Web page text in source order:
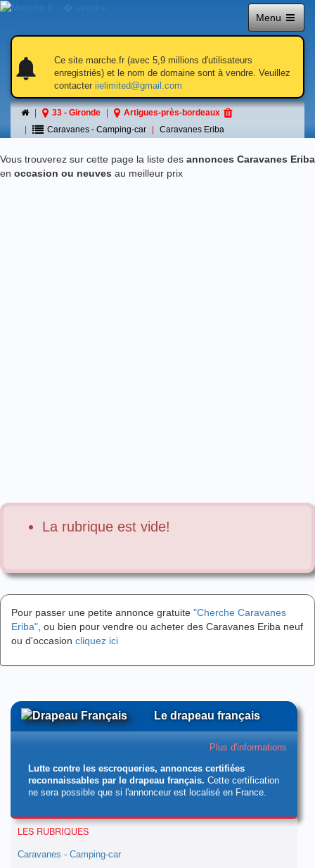
Menu
notifications
notifications
Ce site marche.fr (avec 5,9 millions d'utilisateurs
enregistriés) et le nom de domaine sont à vendre. Veuillez
contacter iielimited@gmail.com
33 - Gironde
Artigues-près-bordeaux
Caravanes - Camping-car
Caravanes Eriba
Caravanes Eriba
á Artigues-près-bordeaux
Vous trouverez sur cette page la liste des annonces Caravanes Eriba
en occasion ou neuves au meilleur prix
La rubrique est vide!
Pour passer une petite annonce gratuite "Cherche Caravanes
Eriba" , ou bien pour vendre ou acheter des Caravanes Eriba neuf
ou d'occasion cliquez ici
Le drapeau français
Plus d'informations
Lutte contre les escroqueries, annonces certifiées
reconnaissables par le drapeau français. Cette certification
ne sera possible que si l'annonceur est localisé en France.
LES RUBRIQUES
Caravanes - Camping-car